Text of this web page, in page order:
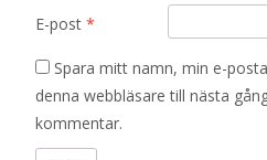
E-post *
Spara mitt namn, min e-
denna webbläsare till nästa
kommentar.